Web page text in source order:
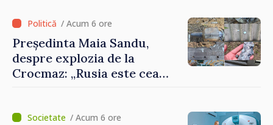
/ Acum 6 ore
Președinta Maia Sandu,
despre explozia de la
Crocmaz: „Rusia este cea
poartă întreaga vină pentru
/ Acum 6 ore